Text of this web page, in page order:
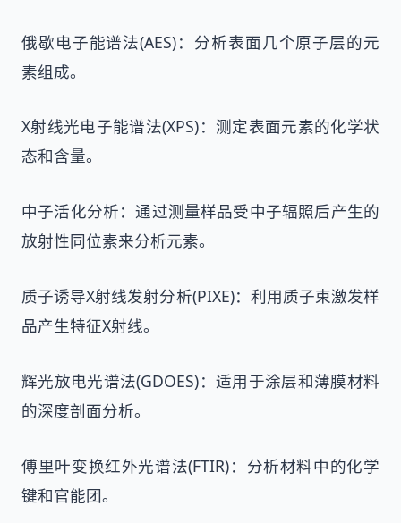
俄歇电子能谱法(AES)：分析表面几个原子层的元
素组成。
X射线光电子能谱法(XPS)：测定表面元素的化学状
态和含量。
中子活化分析：通过测量样品受中子辐照后产生的
放射性同位素来分析元素。
质子诱导X射线发射分析(PIXE)：利用质子束激发样
品产生特征X射线。
辉光放电光谱法(GDOES)：适用于涂层和薄膜材料
的深度剖面分析。
傅里叶变换红外光谱法(FTIR)：分析材料中的化学
键和官能团。